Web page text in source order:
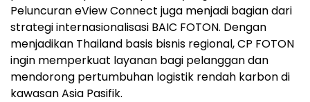
Peluncuran eView Connect juga menjadi bagian dari
strategi internasionalisasi BAIC FOTON. Dengan
menjadikan Thailand basis bisnis regional, CP FOTON
ingin memperkuat layanan bagi pelanggan dan
mendorong pertumbuhan logistik rendah karbon di
kawasan Asia Pasifik.